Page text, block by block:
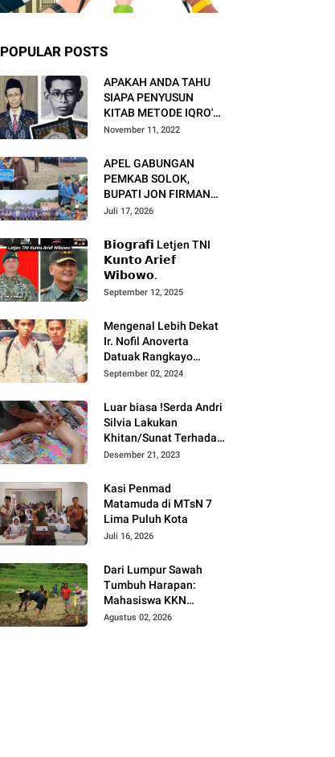
POPULAR POSTS
APAKAH ANDA TAHU
SIAPA PENYUSUN
KITAB METODE IQRO'?
INI BIOGRAFI KH. AS'AD
November 11, 2022
APEL GABUNGAN
PEMKAB SOLOK,
BUPATI JON FIRMAN
PANDU TEKANKAN ASN
DAN PELAYANAN
MASYARAKAT.
Juli 17, 2026
𝗕𝗶𝗼𝗴𝗿𝗮𝗳𝗶 Letjen TNI
𝗞𝘂𝗻𝘁𝗼 𝗔𝗿𝗶𝗲𝗳
𝗪𝗶𝗯𝗼𝘄𝗼.
September 12, 2025
Mengenal Lebih Dekat
Ir. Nofil Anoverta
Datuak Rangkayo
Batuah Cawako
September 02, 2024
Luar biasa !Serda Andri
Silvia Lakukan
Khitan/Sunat Terhadap
Anak Warga Binaannya
Desember 21, 2023
Kasi Penmad
Matamuda di MTsN 7
Lima Puluh Kota
Juli 16, 2026
Dari Lumpur Sawah
Tumbuh Harapan:
Mahasiswa KKN
Universitas Andalas
Agustus 02, 2026